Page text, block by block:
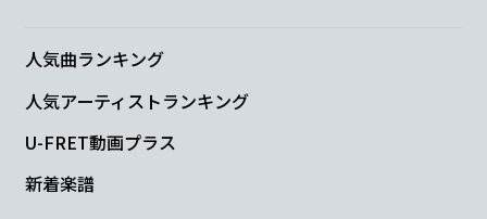
人気曲ランキング
人気アーティストランキング
U-FRET動画プラス
新着楽譜